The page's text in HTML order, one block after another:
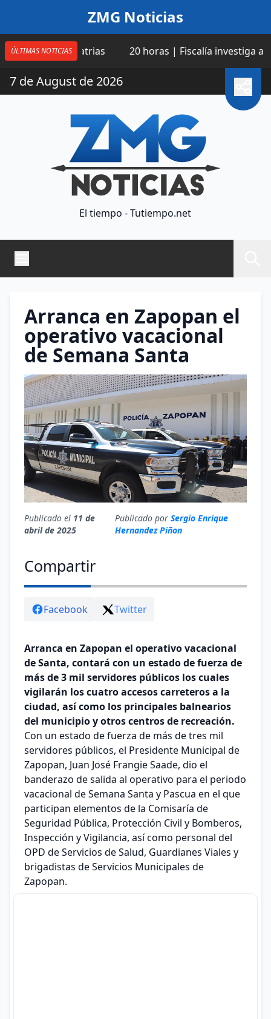
ZMG Noticias
ÚLTIMAS NOTICIAS
Patrias 20 horas | Fiscalía investiga a las
7 de August de 2026
El tiempo - Tutiempo.net
Arranca en Zapopan el
operativo vacacional
de Semana Santa
Publicado el 11 de
abril de 2025
Publicado por Sergio Enrique
Hernandez Piñon
Compartir
Facebook Twitter
Arranca en Zapopan el operativo vacacional
de Santa, contará con un estado de fuerza de
más de 3 mil servidores públicos los cuales
vigilarán los cuatro accesos carreteros a la
ciudad, así como los principales balnearios
del municipio y otros centros de recreación.
Con un estado de fuerza de más de tres mil
servidores públicos, el Presidente Municipal de
Zapopan, Juan José Frangie Saade, dio el
banderazo de salida al operativo para el periodo
vacacional de Semana Santa y Pascua en el que
participan elementos de la Comisaría de
Seguridad Pública, Protección Civil y Bomberos,
Inspección y Vigilancia, así como personal del
OPD de Servicios de Salud, Guardianes Viales y
brigadistas de Servicios Municipales de
Zapopan.